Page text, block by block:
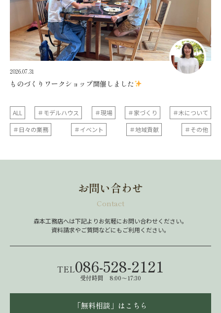
2026.07.31
ものづくりワークショップ開催しました
ALL ＃モデルハウス ＃現場 ＃家づくり
＃木について
＃日々の業務
＃イベント ＃地域貢献 ＃その他
お問い合わせ
Contact
森本工務店へは下記よりお気軽にお問い合わせください。
資料請求やご質問などにもご利用ください。
TEL086-528-2121
受付時間 8:00～17:30
「無料相談」はこちら